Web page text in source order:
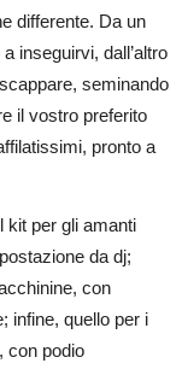
differente. Da un
inseguirvi, dall’altro
seminando
il vostro preferito
pronto a
kit per gli amanti
da dj;
con
infine, quello per i
con podio